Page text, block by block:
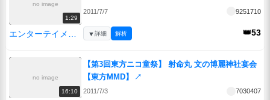
no image
1:29
2011/7/7 9251710
👑53
▼詳細 解析
no image
16:10
【第3回東方ニコ童祭】 射命丸 文の博麗神社宴会
【東方MMD】
↗
2011/7/3 7030407